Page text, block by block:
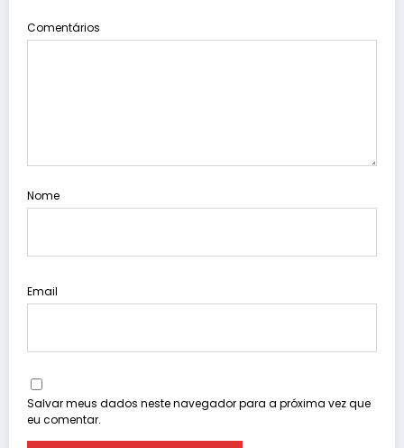
Comentários
Nome
Email
Salvar meus dados neste navegador para a próxima vez que
eu comentar.